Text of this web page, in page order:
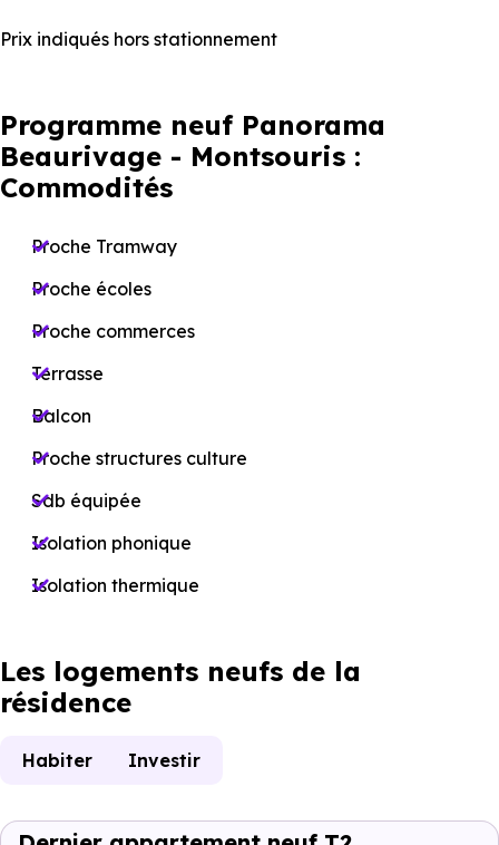
Prix indiqués hors stationnement
Programme neuf Panorama
Beaurivage - Montsouris :
Commodités
Proche Tramway
Proche écoles
Proche commerces
Terrasse
Balcon
Proche structures culture
Sdb équipée
Isolation phonique
Isolation thermique
Les logements neufs de la
résidence
Habiter Investir